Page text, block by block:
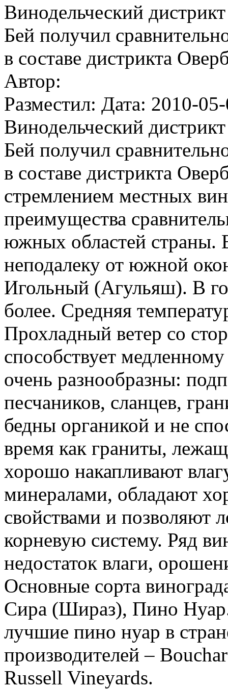
Винодельческий
Бей получил
в составе дистрикта
Автор:
Разместил: Дата: 2010-
Винодельческий
Бей получил
в составе дистрикта
стремлением местных
преимущества
южных областей страны.
неподалеку от южной
Игольный (Агульяш). В
более. Средняя
Прохладный ветер со
способствует
очень разнообразны:
песчаников, сланцев,
бедны органикой и не
время как граниты,
хорошо накапливают
минералами, обладают
свойствами и позволяют
корневую систему. Ряд
недостаток влаги,
Основные сорта
Сира (Шираз), Пино
лучшие пино нуар в
производителей –
Russell Vineyards.